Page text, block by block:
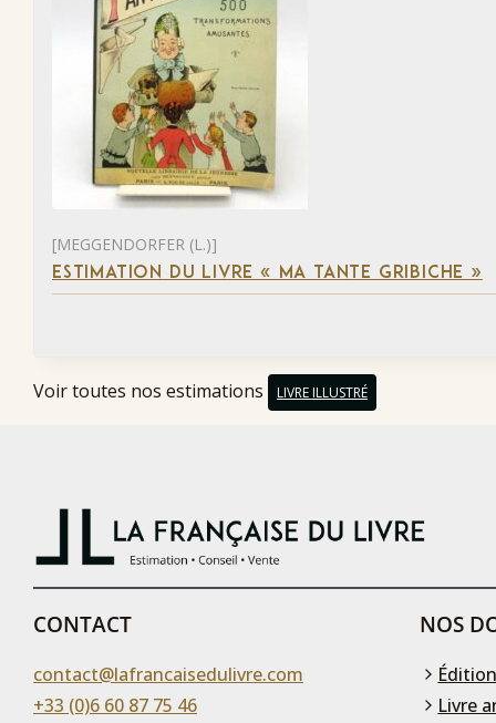
[MEGGENDORFER (L.)]
ESTIMATION DU LIVRE « MA TANTE GRIBICHE »
Voir toutes nos estimations LIVRE ILLUSTRÉ
CONTACT
contact@lafrancaisedulivre.com
+33 (0)6 60 87 75 46
NOS
Livre